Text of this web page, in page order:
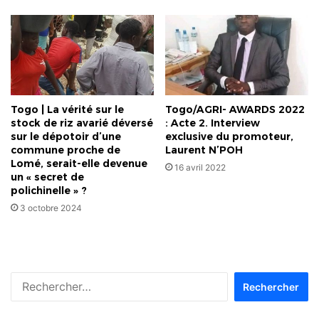
Togo | La vérité sur le
stock de riz avarié déversé
sur le dépotoir d’une
commune proche de
Lomé, serait-elle devenue
un « secret de
polichinelle » ?
3 octobre 2024
Togo/AGRI- AWARDS 2022
: Acte 2. Interview
exclusive du promoteur,
Laurent N’POH
16 avril 2022